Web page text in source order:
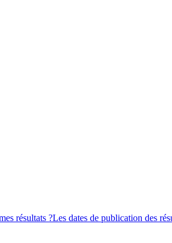
résultats ?Les dates de publication des